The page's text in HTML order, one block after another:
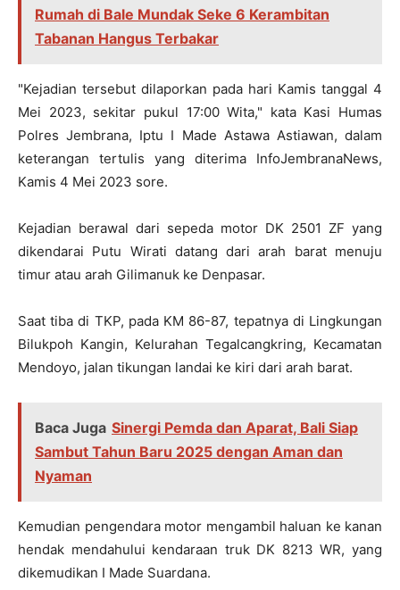
Rumah di Bale Mundak Seke 6 Kerambitan
Tabanan Hangus Terbakar
"Kejadian tersebut dilaporkan pada hari Kamis tanggal 4
Mei 2023, sekitar pukul 17:00 Wita," kata Kasi Humas
Polres Jembrana, Iptu I Made Astawa Astiawan, dalam
keterangan tertulis yang diterima InfoJembranaNews,
Kamis 4 Mei 2023 sore.
Kejadian berawal dari sepeda motor DK 2501 ZF yang
dikendarai Putu Wirati datang dari arah barat menuju
timur atau arah Gilimanuk ke Denpasar.
Saat tiba di TKP, pada KM 86-87, tepatnya di Lingkungan
Bilukpoh Kangin, Kelurahan Tegalcangkring, Kecamatan
Mendoyo, jalan tikungan landai ke kiri dari arah barat.
Baca Juga Sinergi Pemda dan Aparat, Bali Siap
Sambut Tahun Baru 2025 dengan Aman dan
Nyaman
Kemudian pengendara motor mengambil haluan ke kanan
hendak mendahului kendaraan truk DK 8213 WR, yang
dikemudikan I Made Suardana.